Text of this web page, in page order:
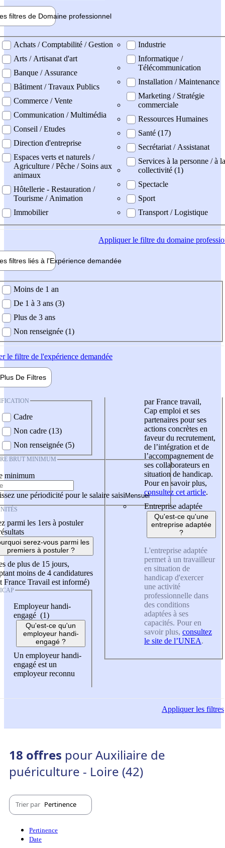
filtres de Domaine professionnel
professionel
Achats / Comptabilité / Gestion
Arts / Artisanat d'art
Banque / Assurance
Bâtiment / Travaux Publics
Commerce / Vente
Communication / Multimédia
Conseil / Etudes
Direction d'entreprise
Espaces verts et naturels /
Agriculture / Pêche / Soins aux
animaux
Hôtellerie - Restauration /
Tourisme / Animation
Immobilier
Industrie
Informatique /
Télécommunication
Installation / Maintenance
Marketing / Stratégie
commerciale
Ressources Humaines
Santé (17)
Secrétariat / Assistanat
Services à la personne / à la
collectivité (1)
Spectacle
Sport
Transport / Logistique
Appliquerle filtre du domaine
filtres liés à l'Expérience demandée
demandée
Moins de 1 an
De 1 à 3 ans (3)
Plus de 3 ans
Non renseignée (1)
le filtre de l'expérience demandée
Plus De Filtres
Cadre
Non cadre (13)
Non renseignée (5)
BRUT MINIMUM
minimum
une périodicité pour le salaire saisi
parmi les 1ers à postuler
serez-vous parmi les
premiers à postuler ?
de plus de 15 jours,
moins de 4 candidatures
France Travail est informé)
Employeur handi-
engagé (1)
Qu'est-ce qu'un
employeur handi-
engagé ?
Un employeur handi-
engagé est un
employeur reconnu
par France travail,
Cap emploi et ses
partenaires pour ses
actions concrètes en
faveur du recrutement,
de l’intégration et de
l’accompagnement de
ses collaborateurs en
situation de handicap.
Pour en savoir plus,
consultez cet article.
Entreprise adaptée
Qu'est-ce qu'une
entreprise adaptée
?
L'entreprise adaptée
permet à un travailleur
en situation de
handicap d'exercer
une activité
professionnelle dans
des conditions
adaptées à ses
capacités. Pour en
savoir plus, consultez
le site de l’UNEA.
Appliquerles filtres
18 offres pour Auxiliaire de
puériculture - Loire (42)
Trier par Pertinence
Pertinence
Date